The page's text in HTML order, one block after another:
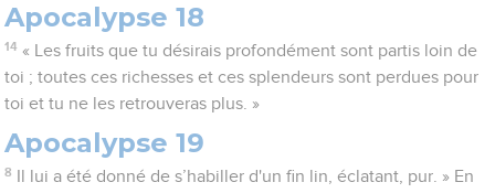
Apocalypse 18
14 « Les fruits que tu désirais profondément sont partis loin de
toi ; toutes ces richesses et ces splendeurs sont perdues pour
toi et tu ne les retrouveras plus. »
Apocalypse 19
8
Il lui a été donné de s’habiller d'un fin lin, éclatant, pur. » En